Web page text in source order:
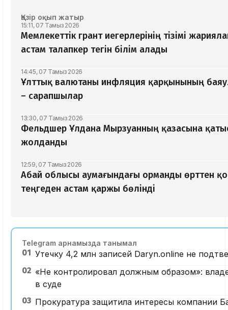
Қазір оқып жатыр
15:11, 07 Тамыз 2026
Мемлекеттік грант иегерлерінің тізімі
астам талапкер тегін білім алады
14:45, 07 Тамыз 2026
Ұлттық валютаны инфляция қарқынының
– сарапшылар
13:30, 07 Тамыз 2026
Фельдшер Ұлдана Мырзуанның қазасына
жолданды
12:59, 07 Тамыз 2026
Абай облысы аумағындағы орманды өрттен
теңгеден астам қаржы бөлінді
Telegram арнамызда танымал
01 Утечку 4,2 млн записей Daryn.online не
02 «Не контролировал должным образом»:
в суде
03 Прокуратура защитила интересы компании